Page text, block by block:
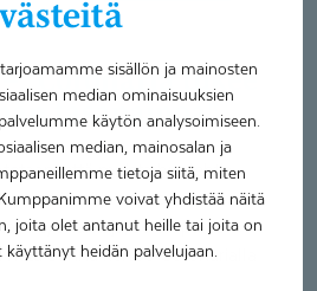
sisällön ja mainosten
median ominaisuuksien
käytön analysoimiseen.
median, mainosalan ja
tietoja siitä, miten
voivat yhdistää näitä
joita olet antanut heille tai joita on
heidän palvelujaan.
tasapainoa"
että muista huolehtia
töissä ja vapaa-aikana.
työnantaja, se on paras
mitä Sanna kertoo Coronarialla